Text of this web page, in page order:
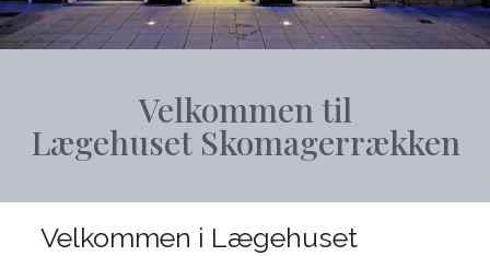
Velkommen til
Lægehuset Skomagerrækken
Velkommen i Lægehuset